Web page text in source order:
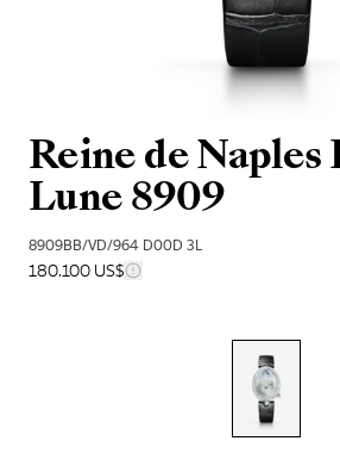
Reine de Naples
Lune 8909
8909BB/VD/964 D00D 3L
180.100 US$